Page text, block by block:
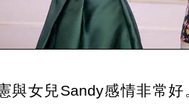
與女兒Sandy感情非常好